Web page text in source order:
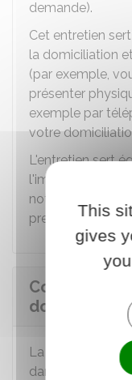
demande).
Cet entretien
la domiciliation
(par exemple,
présenter
exemple par
votre
L'entretien sert
l'importance de
notamment
prestations.
Comment
domiciliation
La décision de
dans un délai de
This
gives